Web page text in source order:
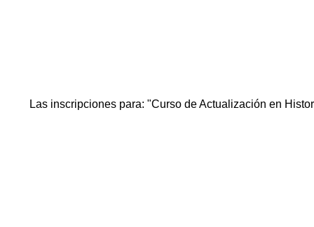
Las inscripciones para: "Curso de Actualización en